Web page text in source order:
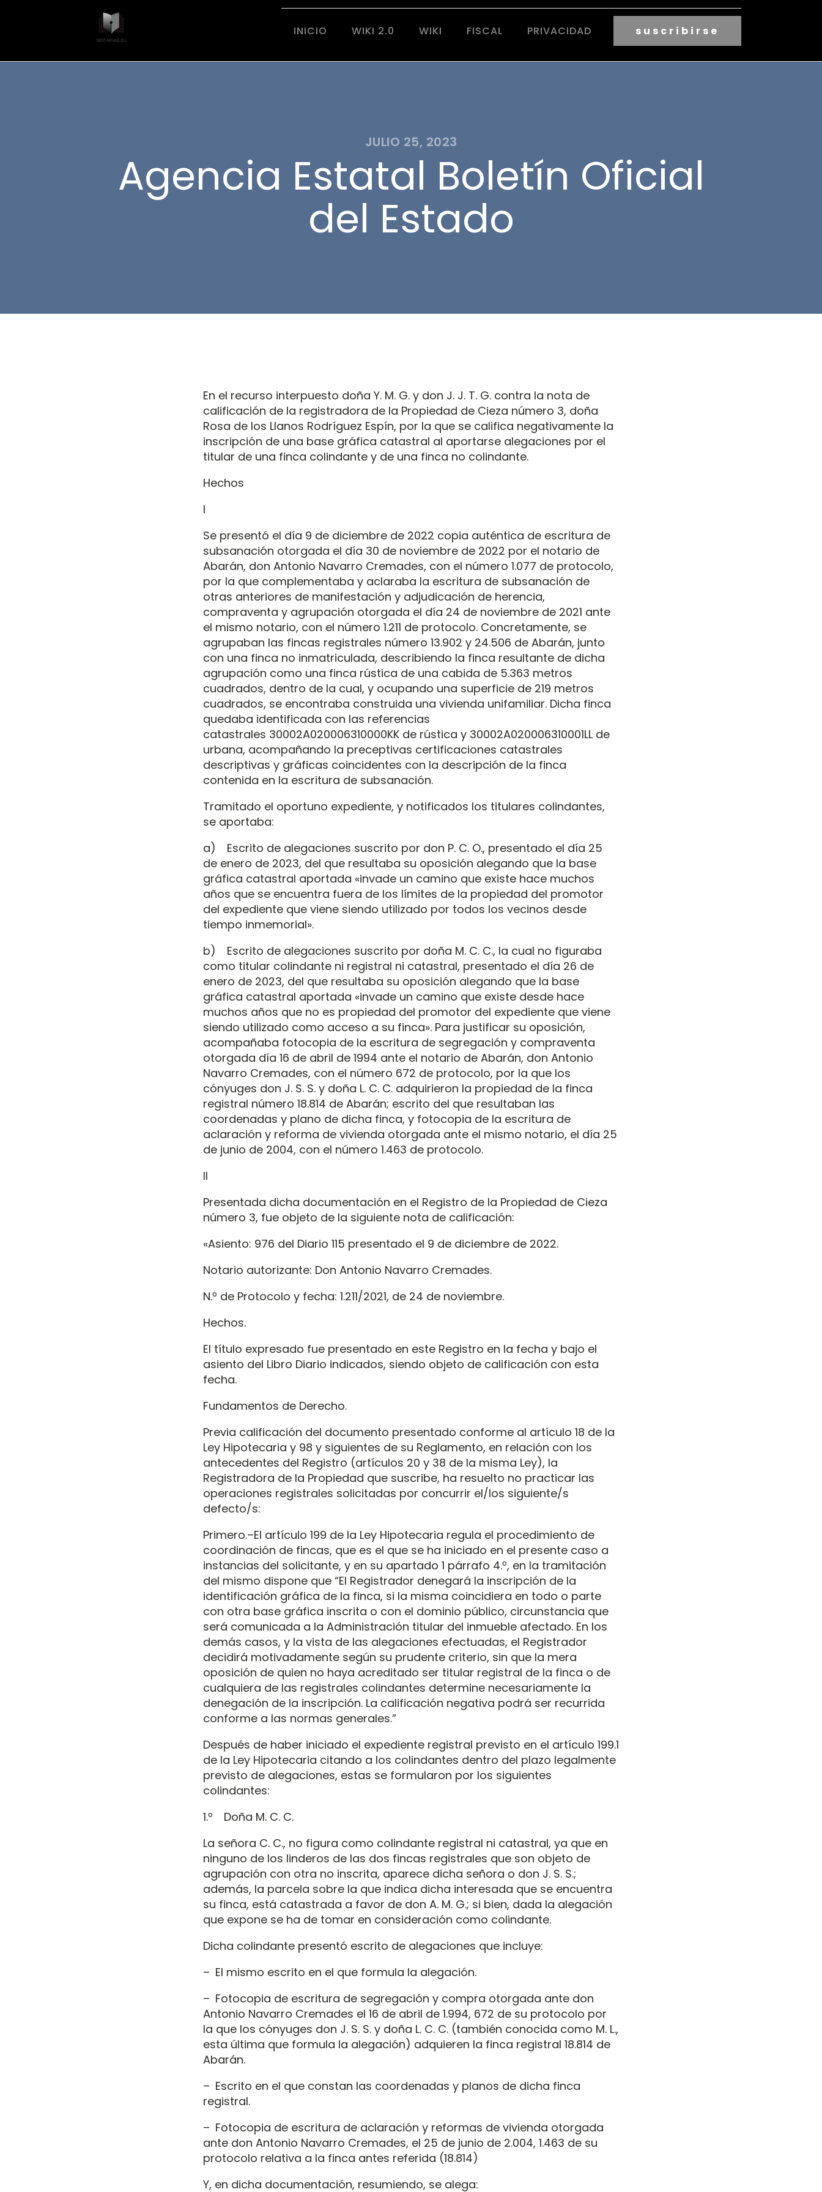
INICIO WIKI 2.0 WIKI FISCAL PRIVACIDAD suscribirse
JULIO 25, 2023
Agencia Estatal Boletín Oficial
del Estado
En el recurso interpuesto doña Y. M. G. y don J. J. T. G. contra la nota de
calificación de la registradora de la Propiedad de Cieza número 3, doña
Rosa de los Llanos Rodríguez Espín, por la que se califica negativamente la
inscripción de una base gráfica catastral al aportarse alegaciones por el
titular de una finca colindante y de una finca no colindante.
Hechos
I
Se presentó el día 9 de diciembre de 2022 copia auténtica de escritura de
subsanación otorgada el día 30 de noviembre de 2022 por el notario de
Abarán, don Antonio Navarro Cremades, con el número 1.077 de protocolo,
por la que complementaba y aclaraba la escritura de subsanación de
otras anteriores de manifestación y adjudicación de herencia,
compraventa y agrupación otorgada el día 24 de noviembre de 2021 ante
el mismo notario, con el número 1.211 de protocolo. Concretamente, se
agrupaban las fincas registrales número 13.902 y 24.506 de Abarán, junto
con una finca no inmatriculada, describiendo la finca resultante de dicha
agrupación como una finca rústica de una cabida de 5.363 metros
cuadrados, dentro de la cual, y ocupando una superficie de 219 metros
cuadrados, se encontraba construida una vivienda unifamiliar. Dicha finca
quedaba identificada con las referencias
catastrales 30002A020006310000KK de rústica y 30002A020006310001LL de
urbana, acompañando la preceptivas certificaciones catastrales
descriptivas y gráficas coincidentes con la descripción de la finca
contenida en la escritura de subsanación.
Tramitado el oportuno expediente, y notificados los titulares colindantes,
se aportaba:
a) Escrito de alegaciones suscrito por don P. C. O., presentado el día 25
de enero de 2023, del que resultaba su oposición alegando que la base
gráfica catastral aportada «invade un camino que existe hace muchos
años que se encuentra fuera de los límites de la propiedad del promotor
del expediente que viene siendo utilizado por todos los vecinos desde
tiempo inmemorial».
b) Escrito de alegaciones suscrito por doña M. C. C., la cual no figuraba
como titular colindante ni registral ni catastral, presentado el día 26 de
enero de 2023, del que resultaba su oposición alegando que la base
gráfica catastral aportada «invade un camino que existe desde hace
muchos años que no es propiedad del promotor del expediente que viene
siendo utilizado como acceso a su finca». Para justificar su oposición,
acompañaba fotocopia de la escritura de segregación y compraventa
otorgada día 16 de abril de 1994 ante el notario de Abarán, don Antonio
Navarro Cremades, con el número 672 de protocolo, por la que los
cónyuges don J. S. S. y doña L. C. C. adquirieron la propiedad de la finca
registral número 18.814 de Abarán; escrito del que resultaban las
coordenadas y plano de dicha finca, y fotocopia de la escritura de
aclaración y reforma de vivienda otorgada ante el mismo notario, el día 25
de junio de 2004, con el número 1.463 de protocolo.
II
Presentada dicha documentación en el Registro de la Propiedad de Cieza
número 3, fue objeto de la siguiente nota de calificación:
«Asiento: 976 del Diario 115 presentado el 9 de diciembre de 2022.
Notario autorizante: Don Antonio Navarro Cremades.
N.º de Protocolo y fecha: 1.211/2021, de 24 de noviembre.
Hechos.
El título expresado fue presentado en este Registro en la fecha y bajo el
asiento del Libro Diario indicados, siendo objeto de calificación con esta
fecha.
Fundamentos de Derecho.
Previa calificación del documento presentado conforme al artículo 18 de la
Ley Hipotecaria y 98 y siguientes de su Reglamento, en relación con los
antecedentes del Registro (artículos 20 y 38 de la misma Ley), la
Registradora de la Propiedad que suscribe, ha resuelto no practicar las
operaciones registrales solicitadas por concurrir el/los siguiente/s
defecto/s:
Primero.–El artículo 199 de la Ley Hipotecaria regula el procedimiento de
coordinación de fincas, que es el que se ha iniciado en el presente caso a
instancias del solicitante, y en su apartado 1 párrafo 4.º, en la tramitación
del mismo dispone que “El Registrador denegará la inscripción de la
identificación gráfica de la finca, si la misma coincidiera en todo o parte
con otra base gráfica inscrita o con el dominio público, circunstancia que
será comunicada a la Administración titular del inmueble afectado. En los
demás casos, y la vista de las alegaciones efectuadas, el Registrador
decidirá motivadamente según su prudente criterio, sin que la mera
oposición de quien no haya acreditado ser titular registral de la finca o de
cualquiera de las registrales colindantes determine necesariamente la
denegación de la inscripción. La calificación negativa podrá ser recurrida
conforme a las normas generales.”
Después de haber iniciado el expediente registral previsto en el artículo 199.1
de la Ley Hipotecaria citando a los colindantes dentro del plazo legalmente
previsto de alegaciones, estas se formularon por los siguientes
colindantes:
1.º Doña M. C. C.
La señora C. C., no figura como colindante registral ni catastral, ya que en
ninguno de los linderos de las dos fincas registrales que son objeto de
agrupación con otra no inscrita, aparece dicha señora o don J. S. S.;
además, la parcela sobre la que indica dicha interesada que se encuentra
su finca, está catastrada a favor de don A. M. G.; si bien, dada la alegación
que expone se ha de tomar en consideración como colindante.
Dicha colindante presentó escrito de alegaciones que incluye:
– El mismo escrito en el que formula la alegación.
– Fotocopia de escritura de segregación y compra otorgada ante don
Antonio Navarro Cremades el 16 de abril de 1.994, 672 de su protocolo por
la que los cónyuges don J. S. S. y doña L. C. C. (también conocida como M. L.,
esta última que formula la alegación) adquieren la finca registral 18.814 de
Abarán.
– Escrito en el que constan las coordenadas y planos de dicha finca
registral.
– Fotocopia de escritura de aclaración y reformas de vivienda otorgada
ante don Antonio Navarro Cremades, el 25 de junio de 2.004, 1.463 de su
protocolo relativa a la finca antes referida (18.814)
Y, en dicha documentación, resumiendo, se alega: